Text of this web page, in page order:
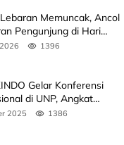
Memuncak, Ancol
Pengunjung di Hari
1396
Gelar Konferensi
di UNP, Angkat
Pendidikan Vokasi,
2025 1386